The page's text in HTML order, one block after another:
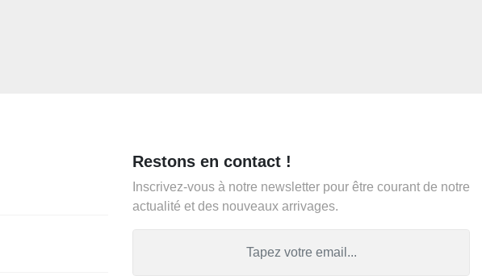
Restons en contact !
Inscrivez-vous à notre newsletter pour être courant de notre
actualité et des nouveaux arrivages.